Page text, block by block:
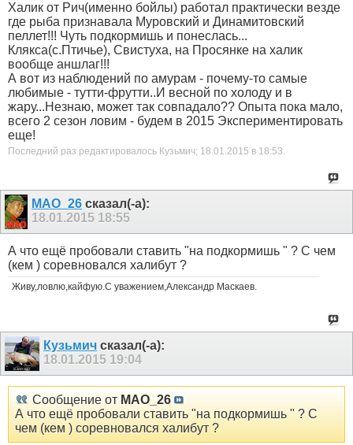
Халик от Рич(именно бойлы) работал практически везде
где рыба признавала Муровский и Динамитовский
пеллет!!! Чуть подкормишь и понеслась...
Клякса(с.Птичье), Свистуха, на Просянке на халик
вообще аншлаг!!!
А вот из наблюдений по амурам - почему-то самые
любимые - тутти-фрутти..И весной по холоду и в
жару...Незнаю, может так совпадало?? Опыта пока мало,
всего 2 сезон ловим - будем в 2015 Экспериментировать
еще!
Последний раз редактировалось Кузьмич; 18.01.2015 в 18:53
MAO_26 сказал(-а):
18.01.2015 18:55
А что ещё пробовали ставить "на подкормишь " ? С чем
(кем ) соревновался халибут ?
Живу,ловлю,кайфую.С уважением,Александр Маскаев.
Кузьмич сказал(-а):
18.01.2015 19:04
Сообщение от MAO_26
А что ещё пробовали ставить "на подкормишь " ? С
чем (кем ) соревновался халибут ?